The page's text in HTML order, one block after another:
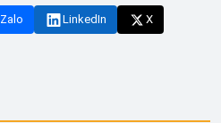
Zalo LinkedIn X